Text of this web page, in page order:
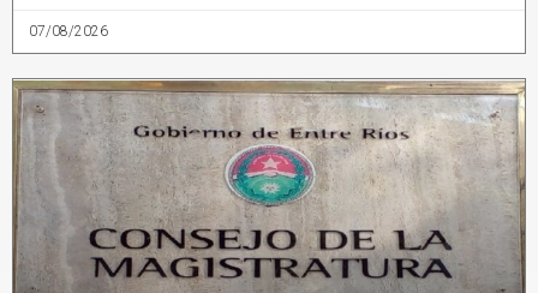
07/08/2026